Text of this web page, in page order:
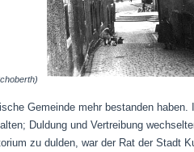
Gemeinde mehr bestanden
Duldung und Vertreibung
zu dulden, war der Rat der Stadt